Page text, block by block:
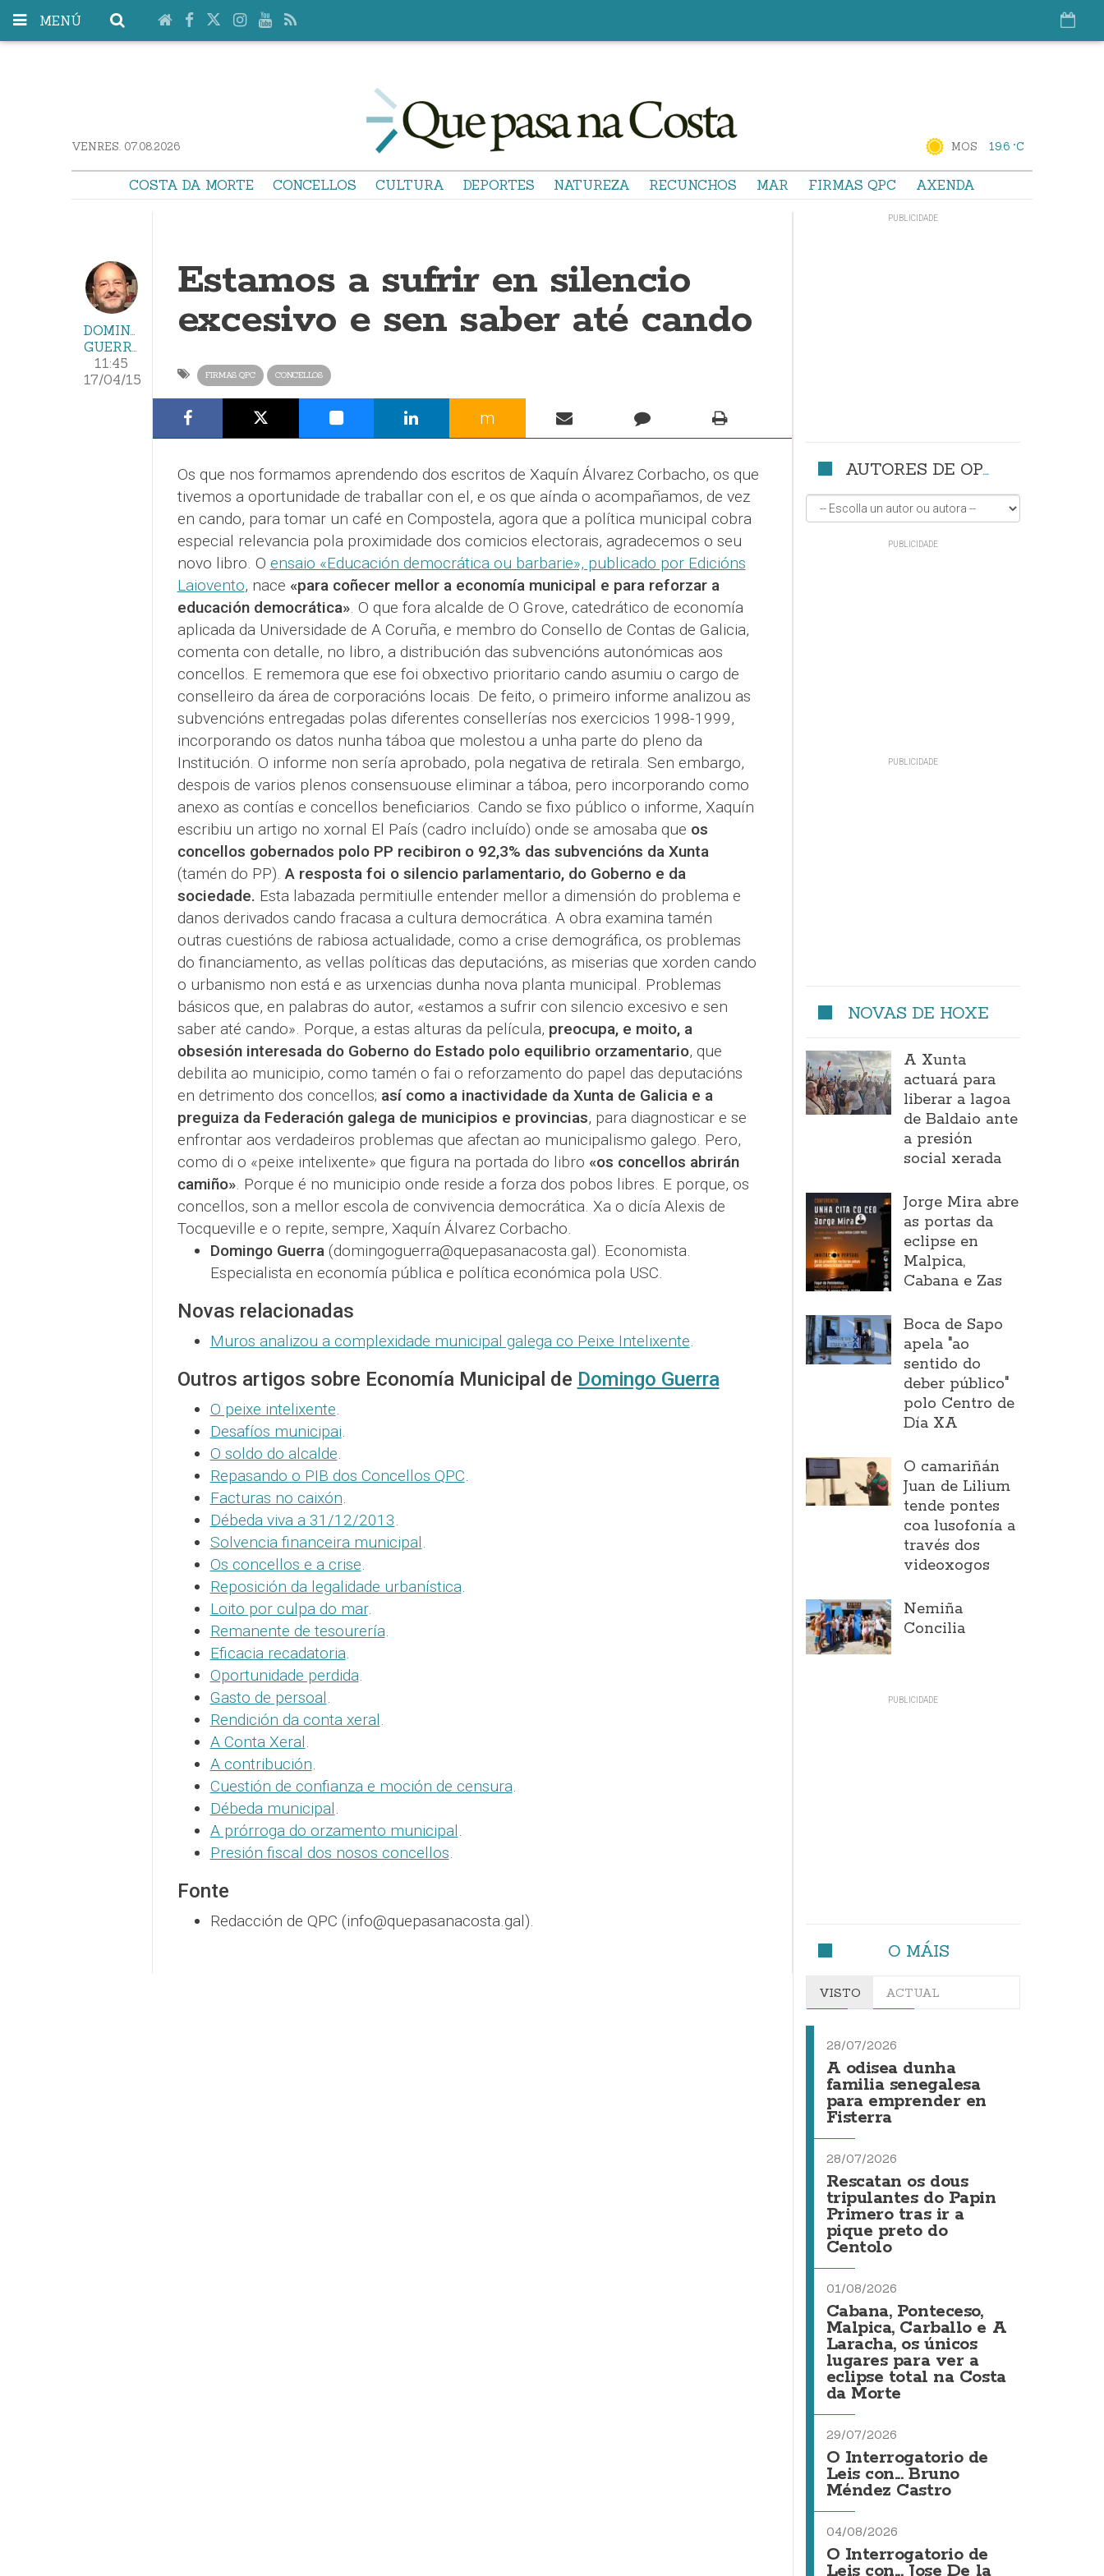
MENÚ
VENRES. 07.08.2026 MOS 19.6 °C
COSTA DA MORTE CONCELLOS CULTURA DEPORTES NATUREZA RECUNCHOS MAR FIRMAS QPC AXENDA
DOMINGO
GUERRA
11:45
17/04/15
Estamos a sufrir en silencio
excesivo e sen saber até cando
FIRMAS QPC CONCELLOS
m
Os que nos formamos aprendendo dos escritos de Xaquín Álvarez Corbacho, os que
tivemos a oportunidade de traballar con el, e os que aínda o acompañamos, de vez
en cando, para tomar un café en Compostela, agora que a política municipal cobra
especial relevancia pola proximidade dos comicios electorais, agradecemos o seu
novo libro. O ensaio «Educación democrática ou barbarie», publicado por Edicións
Laiovento, nace «para coñecer mellor a economía municipal e para reforzar a
educación democrática». O que fora alcalde de O Grove, catedrático de economía
aplicada da Universidade de A Coruña, e membro do Consello de Contas de Galicia,
comenta con detalle, no libro, a distribución das subvencións autonómicas aos
concellos. E rememora que ese foi obxectivo prioritario cando asumiu o cargo de
conselleiro da área de corporacións locais. De feito, o primeiro informe analizou as
subvencións entregadas polas diferentes consellerías nos exercicios 1998-1999,
incorporando os datos nunha táboa que molestou a unha parte do pleno da
Institución. O informe non sería aprobado, pola negativa de retirala. Sen embargo,
despois de varios plenos consensuouse eliminar a táboa, pero incorporando como
anexo as contías e concellos beneficiarios. Cando se fixo público o informe, Xaquín
escribiu un artigo no xornal El País (cadro incluído) onde se amosaba que os
concellos gobernados polo PP recibiron o 92,3% das subvencións da Xunta
(tamén do PP).A resposta foi o silencio parlamentario, do Goberno e da
sociedade. Esta labazada permitiulle entender mellor a dimensión do problema e
danos derivados cando fracasa a cultura democrática. A obra examina tamén
outras cuestións de rabiosa actualidade, como a crise demográfica, os problemas
do financiamento, as vellas políticas das deputacións, as miserias que xorden cando
o urbanismo non está e as urxencias dunha nova planta municipal. Problemas
básicos que, en palabras do autor, «estamos a sufrir con silencio excesivo e sen
saber até cando». Porque, a estas alturas da película, preocupa, e moito, a
obsesión interesada do Goberno do Estado polo equilibrio orzamentario, que
debilita ao municipio, como tamén o fai o reforzamento do papel das deputacións
en detrimento dos concellos; así como a inactividade da Xunta de Galicia e a
preguiza da Federación galega de municipios e provincias, para diagnosticar e se
enfrontar aos verdadeiros problemas que afectan ao municipalismo galego. Pero,
como di o «peixe intelixente» que figura na portada do libro «os concellos abrirán
camiño». Porque é no municipio onde reside a forza dos pobos libres. E porque, os
concellos, son a mellor escola de convivencia democrática. Xa o dicía Alexis de
Tocqueville e o repite, sempre, Xaquín Álvarez Corbacho.
Domingo Guerra(domingoguerra@quepasanacosta.gal). Economista.
Especialista en economía pública e política económica pola USC.
Novas relacionadas
Muros analizou a complexidade municipal galega co Peixe Intelixente.
Outros artigos sobre Economía Municipal de Domingo Guerra
O peixe intelixente.
Desafíos municipai.
O soldo do alcalde.
Repasando o PIB dos Concellos QPC.
Facturas no caixón.
Débeda viva a 31/12/2013.
Solvencia financeira municipal.
Os concellos e a crise.
Reposición da legalidade urbanística.
Loito por culpa do mar.
Remanente de tesourería.
Eficacia recadatoria.
Oportunidade perdida.
Gasto de persoal.
Rendición da conta xeral.
A Conta Xeral.
A contribución.
Cuestión de confianza e moción de censura.
Débeda municipal.
A prórroga do orzamento municipal.
Presión fiscal dos nosos concellos.
Fonte
Redacción de QPC (info@quepasanacosta.gal).
AUTORES DE OPINIÓN
NOVAS DE HOXE
A Xunta
actuará para
liberar a lagoa
de Baldaio ante
a presión
social xerada
Jorge Mira abre
as portas da
eclipse en
Malpica,
Cabana e Zas
Boca de Sapo
apela "ao
sentido do
deber público"
polo Centro de
Día XA
O camariñán
Juan de Lilium
tende pontes
coa lusofonía a
través dos
videoxogos
Nemiña
Concilia
O MÁIS
VISTO ACTUAL
28/07/2026
A odisea dunha
familia senegalesa
para emprender en
Fisterra
28/07/2026
Rescatan os dous
tripulantes do Papin
Primero tras ir a
pique preto do
Centolo
01/08/2026
Cabana, Ponteceso,
Malpica, Carballo e A
Laracha, os únicos
lugares para ver a
eclipse total na Costa
da Morte
29/07/2026
O Interrogatorio de
Leis con... Bruno
Méndez Castro
04/08/2026
O Interrogatorio de
Leis con... Jose De la